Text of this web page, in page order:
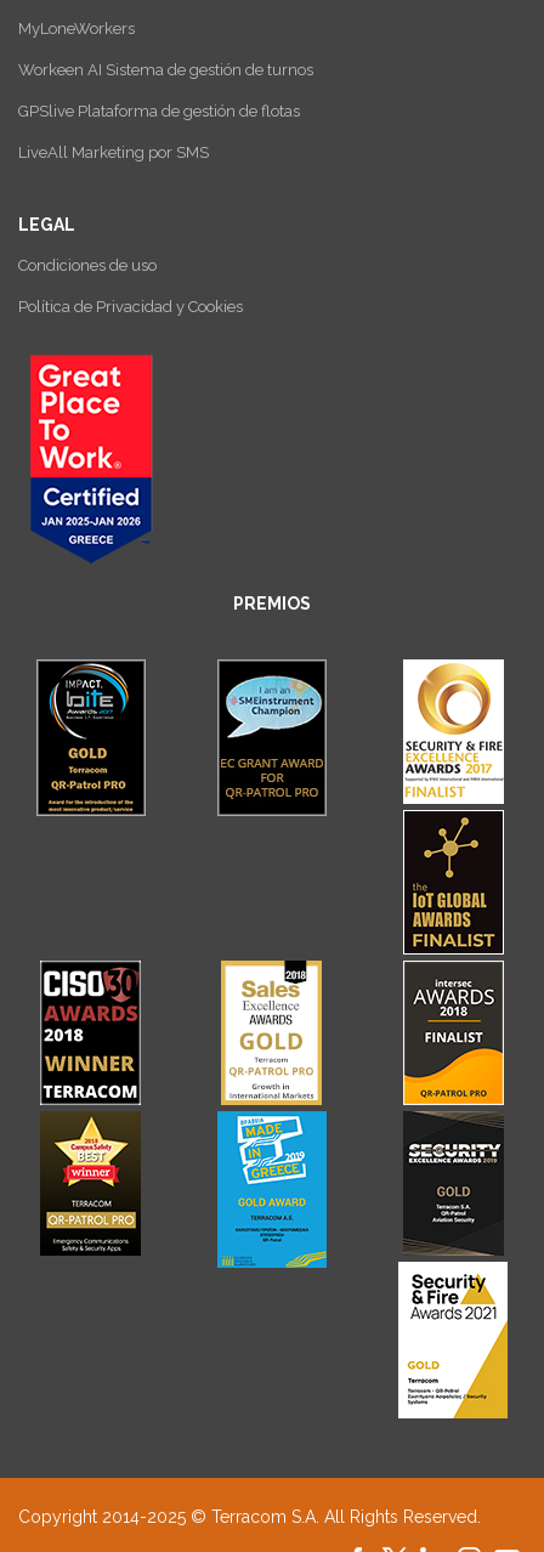
MyLoneWorkers
Workeen AI Sistema de gestión de turnos
GPSlive Plataforma de gestión de flotas
LiveAll Marketing por SMS
LEGAL
Condiciones de uso
Política de Privacidad y Cookies
PREMIOS
Copyright 2014-2025 © Terracom S.A. All Rights Reserved.